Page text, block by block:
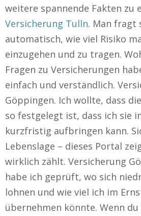
weitere spannende Fakten zu
Versicherung Tulln. Man fragt
automatisch, wie viel Risiko
einzugehen und zu tragen.
Fragen zu Versicherungen
einfach und verständlich.
Göppingen. Ich wollte, dass
so festgelegt ist, dass ich sie
kurzfristig aufbringen kann.
Lebenslage – dieses Portal
wirklich zählt. Versicherung
habe ich geprüft, wo sich
lohnen und wie viel ich im
übernehmen könnte. Wenn